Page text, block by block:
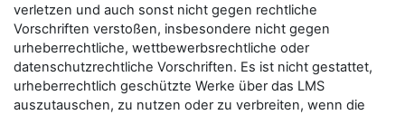
verletzen und auch sonst nicht gegen rechtliche
Vorschriften verstoßen, insbesondere nicht gegen
urheberrechtliche, wettbewerbsrechtliche oder
datenschutzrechtliche Vorschriften. Es ist nicht gestattet,
urheberrechtlich geschützte Werke über das LMS
auszutauschen, zu nutzen oder zu verbreiten, wenn die